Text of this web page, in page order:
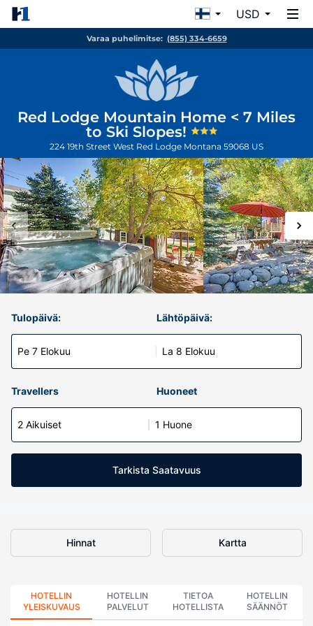
USD
Varaa puhelimitse: (855) 334-6659
Red Lodge Mountain Home < 7 Miles
to Ski Slopes!
224 19th Street West Red Lodge Montana 59068 US
Tulopäivä:
Pe 7 Elokuu
Lähtöpäivä:
La 8 Elokuu
Travellers Huoneet
2 Aikuiset 1 Huone
Tarkista Saatavuus
Hinnat Kartta
HOTELLIN
YLEISKUVAUS
HOTELLIN
PALVELUT
TIETOA
HOTELLISTA
HOTELLIN
SÄÄNNÖT